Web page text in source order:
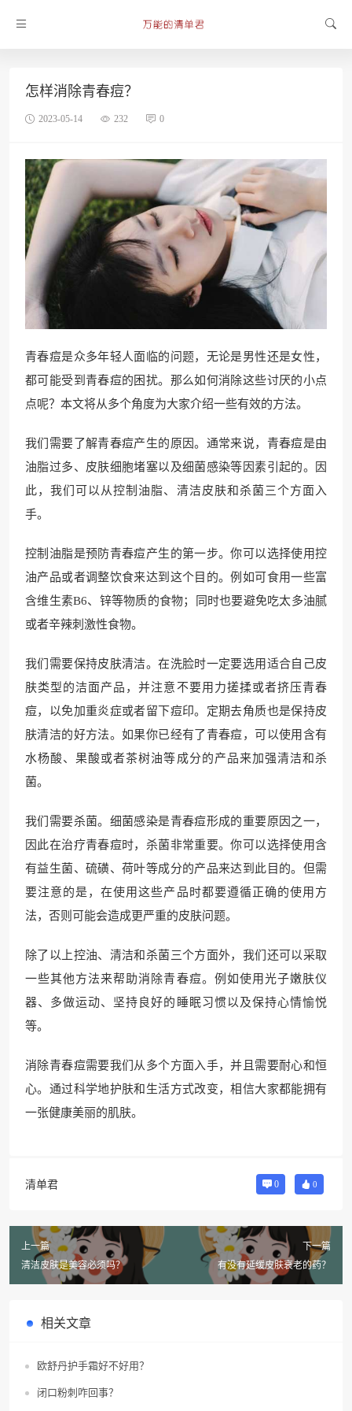
怎样消除青春痘？
2023-05-14 232 0
青春痘是众多年轻人面临的问题，无论是男性还是女性，
都可能受到青春痘的困扰。那么如何消除这些讨厌的小点
点呢？本文将从多个角度为大家介绍一些有效的方法。
我们需要了解青春痘产生的原因。通常来说，青春痘是由
油脂过多、皮肤细胞堵塞以及细菌感染等因素引起的。因
此，我们可以从控制油脂、清洁皮肤和杀菌三个方面入
手。
控制油脂是预防青春痘产生的第一步。你可以选择使用控
油产品或者调整饮食来达到这个目的。例如可食用一些富
含维生素B6、锌等物质的食物；同时也要避免吃太多油腻
或者辛辣刺激性食物。
我们需要保持皮肤清洁。在洗脸时一定要选用适合自己皮
肤类型的洁面产品，并注意不要用力搓揉或者挤压青春
痘，以免加重炎症或者留下痘印。定期去角质也是保持皮
肤清洁的好方法。如果你已经有了青春痘，可以使用含有
水杨酸、果酸或者茶树油等成分的产品来加强清洁和杀
菌。
我们需要杀菌。细菌感染是青春痘形成的重要原因之一，
因此在治疗青春痘时，杀菌非常重要。你可以选择使用含
有益生菌、硫磺、荷叶等成分的产品来达到此目的。但需
要注意的是，在使用这些产品时都要遵循正确的使用方
法，否则可能会造成更严重的皮肤问题。
除了以上控油、清洁和杀菌三个方面外，我们还可以采取
一些其他方法来帮助消除青春痘。例如使用光子嫩肤仪
器、多做运动、坚持良好的睡眠习惯以及保持心情愉悦
等。
消除青春痘需要我们从多个方面入手，并且需要耐心和恒
心。通过科学地护肤和生活方式改变，相信大家都能拥有
一张健康美丽的肌肤。
清单君 0 0
上一篇
清洁皮肤是美容必须吗？
下一篇
有没有延缓皮肤衰老的药？
相关文章
欧舒丹护手霜好不好用？
闭口粉刺咋回事？